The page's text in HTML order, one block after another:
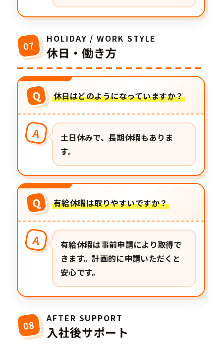
07
HOLIDAY / WORK STYLE
休日・働き方
Q 休日はどのようになっていますか？
A
土日休みで、長期休暇もありま
す。
Q 有給休暇は取りやすいですか？
A
有給休暇は事前申請により取得で
きます。計画的に申請いただくと
安心です。
08
AFTER SUPPORT
入社後サポート